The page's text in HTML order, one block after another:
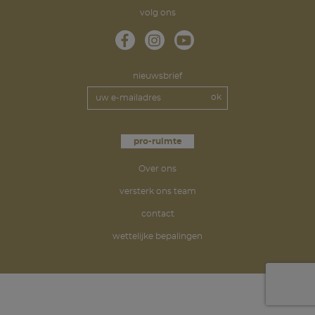
volg ons
nieuwsbrief
pro-ruimte
Over ons
versterk ons team
contact
wettelijke bepalingen